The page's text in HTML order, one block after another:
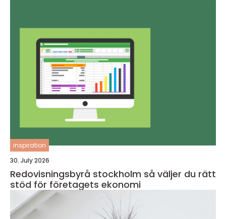
inspiration
30. July 2026
Redovisningsbyrå stockholm så väljer du rätt
stöd för företagets ekonomi